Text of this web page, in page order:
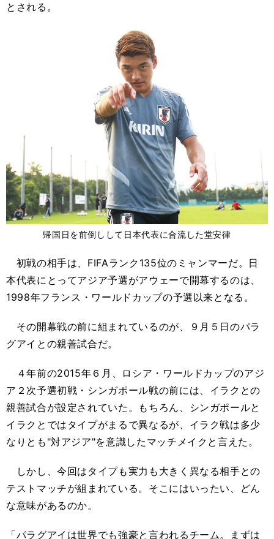
とされる。
帰国日を前倒しして日本代表に合流した堂安律
初戦の相手は、FIFAランク135位のミャンマーだ。日
本代表にとってアジア予選がアウェーで開幕するのは、
1998年フランス・ワールドカップの予選以来となる。
その開幕戦の前に組まれているのが、９月５日のパラ
グアイとの親善試合だ。
４年前の2015年６月、ロシア・ワールドカップのアジ
ア２次予選初戦・シンガポール戦の前には、イラクとの
親善試合が設定されていた。もちろん、シンガポールと
イラクとではタイプがまるで異なるが、イラク戦は多少
なりとも"対アジア"を意識したマッチメイクと言えた。
しかし、今回はタイプも実力も大きく異なる相手との
テストマッチが組まれている。そこにはいったい、どん
な意味があるのか。
「パラグアイは世界でも強豪と言われるチーム。まずは